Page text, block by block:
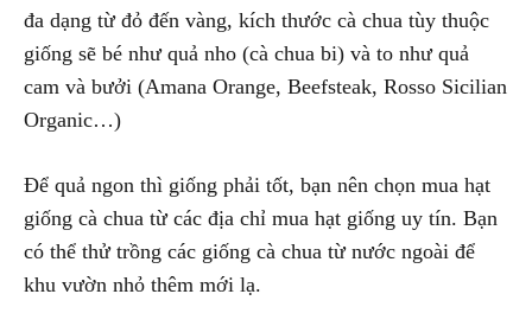
đa dạng từ đỏ đến vàng, kích thước cà chua tùy thuộc
giống sẽ bé như quả nho (cà chua bi) và to như quả
cam và bưởi (Amana Orange, Beefsteak, Rosso Sicilian
Organic…)
Để quả ngon thì giống phải tốt, bạn nên chọn mua hạt
giống cà chua từ các địa chỉ mua hạt giống uy tín. Bạn
có thể thử trồng các giống cà chua từ nước ngoài để
khu vườn nhỏ thêm mới lạ.